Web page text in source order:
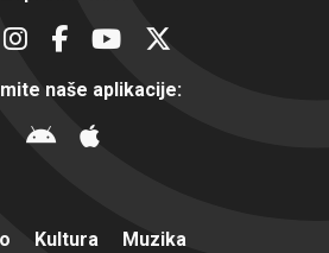
naše aplikacije:
Kultura
Muzika